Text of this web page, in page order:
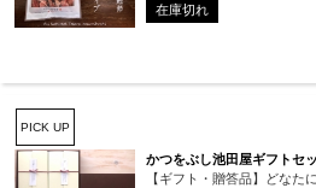
在庫切れ
PICK UP
かつをぶし池田屋ギフトセ
【ギフト・贈答品】どな